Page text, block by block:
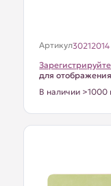
Артикул30212014
для
В наличии >1000